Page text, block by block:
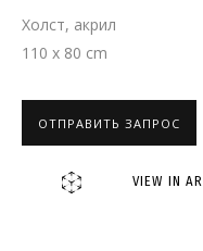
Холст, акрил
110 x 80 cm
ОТПРАВИТЬ ЗАПРОС
VIEW IN AR